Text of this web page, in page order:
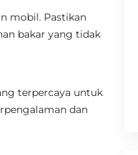
mobil. Pastikan
bakar yang tidak
terpercaya untuk
dan